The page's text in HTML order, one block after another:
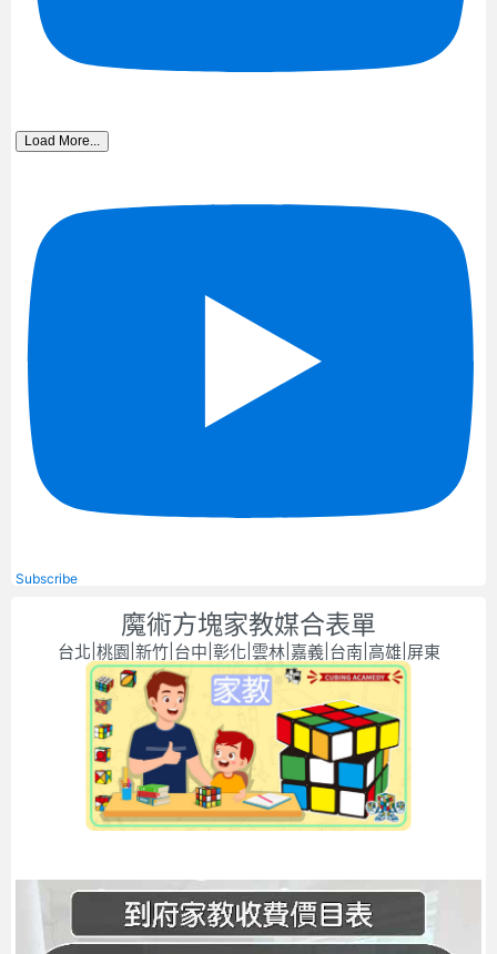
Load More...
Subscribe
魔術方塊家教媒合表單
台北|桃園|新竹|台中|彰化|雲林|嘉義|台南|高雄|屏東